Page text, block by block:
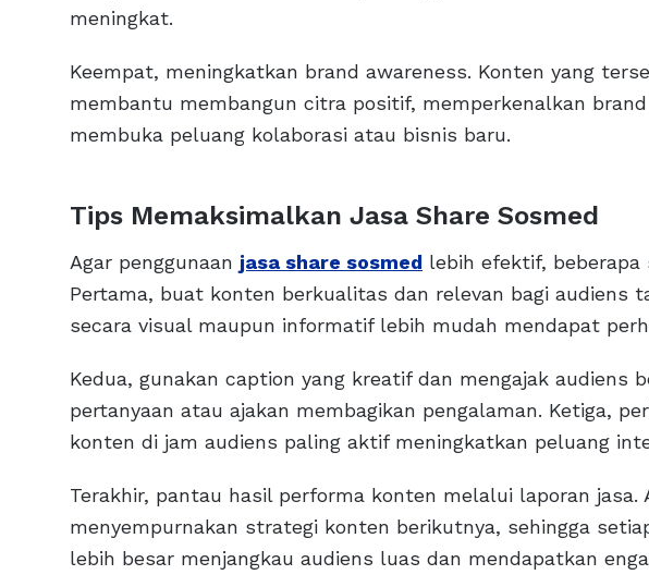
meningkat.
Keempat, meningkatkan brand awareness. Konten yang
membantu membangun citra positif, memperkenalkan
membuka peluang kolaborasi atau bisnis baru.
Tips Memaksimalkan Jasa Share Sosmed
Agar penggunaan jasa share sosmed lebih efektif,
Pertama, buat konten berkualitas dan relevan bagi audiens
secara visual maupun informatif lebih mudah mendapat
Kedua, gunakan caption yang kreatif dan mengajak audiens
pertanyaan atau ajakan membagikan pengalaman. Ketiga,
konten di jam audiens paling aktif meningkatkan peluang
Terakhir, pantau hasil performa konten melalui laporan
menyempurnakan strategi konten berikutnya, sehingga
lebih besar menjangkau audiens luas dan mendapatkan